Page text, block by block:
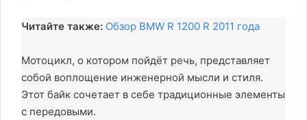
Читайте также: Обзор BMW R 1200 R 2011 года
Мотоцикл, о котором пойдёт речь, представляет
собой воплощение инженерной мысли и стиля.
Этот байк сочетает в себе традиционные элементы
с передовыми.